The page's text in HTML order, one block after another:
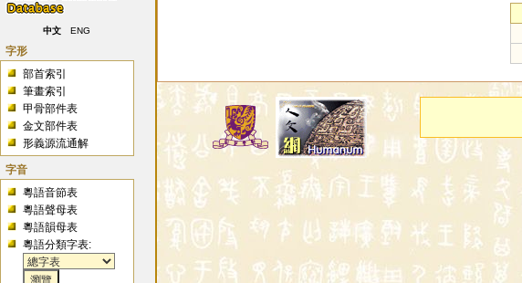
中文 ENG
字形
部首索引
筆畫索引
甲骨部件表
金文部件表
形義源流通解
字音
粵語音節表
粵語聲母表
粵語韻母表
粵語分類字表: